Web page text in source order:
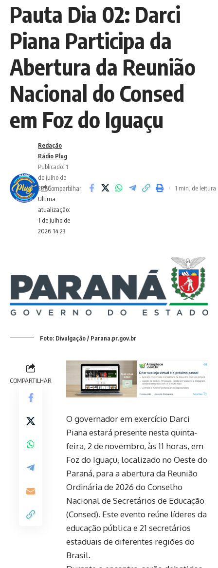
Pauta Dia 02: Darci
Piana Participa da
Abertura da Reunião
Nacional do Consed
em Foz do Iguaçu
Ultima
atualização:
1 de julho de
2026 14:23
Redação
Rádio Plug
Publicado: 1
de julho de
2026Compartilhar 1 min. de leitura
Foto: Divulgação / Parana.pr.gov.br
COMPARTILHAR
O governador em exercício Darci
Piana estará presente nesta quinta-
feira, 2 de novembro, às 11 horas, em
Foz do Iguaçu, localizado no Oeste do
Paraná, para a abertura da Reunião
Ordinária de 2026 do Conselho
Nacional de Secretários de Educação
(Consed). Este evento reúne líderes da
educação pública e 21 secretários
estaduais de diferentes regiões do
Brasil.